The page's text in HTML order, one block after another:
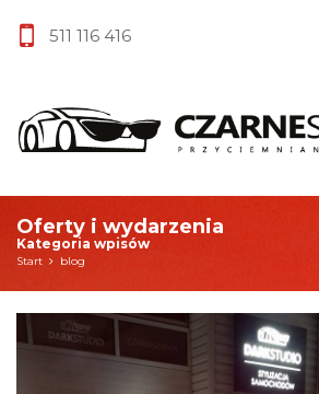
511 116 416
Oferty i wydarzenia
Kategoria wpisów
Start blog